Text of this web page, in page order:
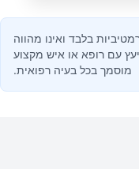
בלבד ואינו מהווה
עם רופא או איש מקצוע
מוסמך בכל בעיה רפואית.